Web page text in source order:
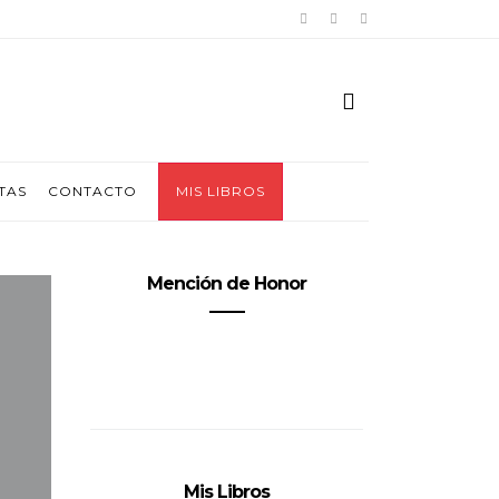
CONTACTO MIS LIBROS
Mención de Honor
Mis Libros